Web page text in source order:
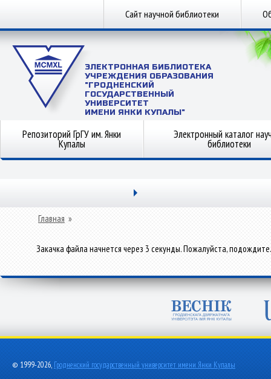
Сайт научной библиотеки
ЭЛЕКТРОННАЯ БИБЛИОТЕКА
УЧРЕЖДЕНИЯ ОБРАЗОВАНИЯ
"ГРОДНЕНСКИЙ
ГОСУДАРСТВЕННЫЙ
УНИВЕРСИТЕТ
ИМЕНИ ЯНКИ КУПАЛЫ"
Репозиторий ГрГУ им. Янки
Купалы
Электронный каталог
библиотеки
Главная »
Закачка файла начнется через 3 секунды. Пожалуйста, подождите.
© 1999-2026, Гродненский государственный университет имени Янки Купалы